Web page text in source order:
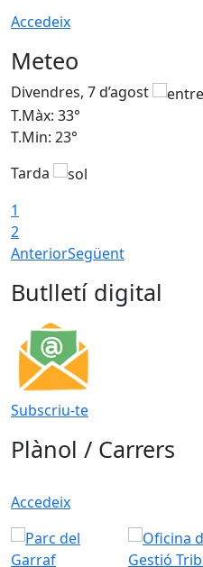
Accedeix
Meteo
Divendres, 7 d’agost
T.Màx: 33°
T.Min: 23°
Tarda
1
2
AnteriorSegüent
Butlletí digital
Subscriu-te
Plànol / Carrers
Accedeix